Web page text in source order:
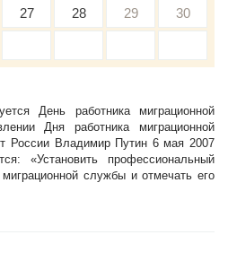
27 28 29 30
День работника миграционной
Дня работника миграционной
России Владимир Путин 6 мая 2007
«Установить профессиональный
службы и отмечать его